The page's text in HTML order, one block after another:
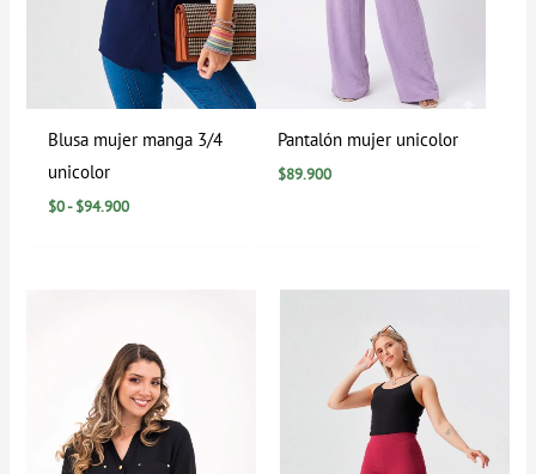
Blusa mujer manga 3/4
unicolor
$0- $94.900
Pantalón mujer unicolor
$89.900